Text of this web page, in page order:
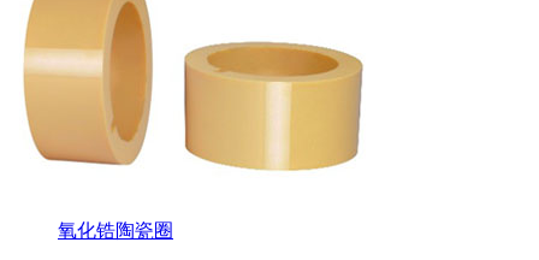
氧化锆陶瓷圈